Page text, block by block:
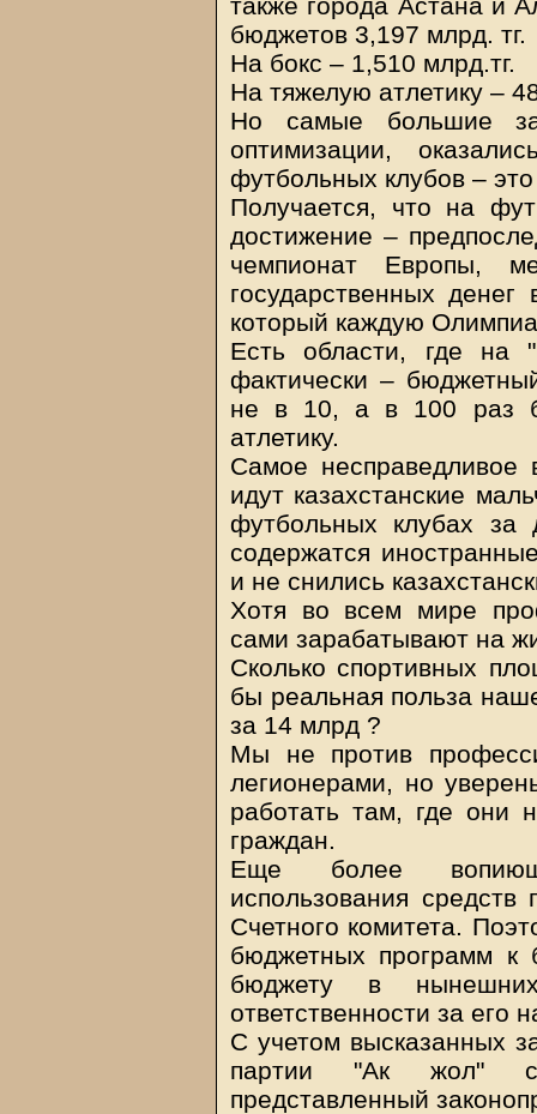
бюджетов 3,197 млрд. тг.
На бокс – 1,510 млрд.тг.
На тяжелую атлетику –
Но самые большие
оптимизации,
футбольных клубов –
Получается, что на
достижение –
чемпионат Европы,
государственных
который каждую
Есть области, где на
фактически –
не в 10, а в 100 раз
атлетику.
Самое
идут казахстанские
футбольных клубах за
содержатся
и не снились
Хотя во всем мире
сами зарабатывают на
Сколько спортивных
бы реальная польза
за 14 млрд ?
Мы не против
легионерами, но
работать там, где они
граждан.
Еще более
использования средств
Счетного комитета.
бюджетных программ к
бюджету в
ответственности за его
С учетом высказанных
партии "Ак жол"
представленный